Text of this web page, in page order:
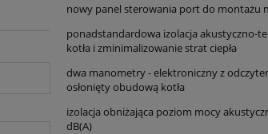
nowy panel sterowania port do montażu
ponadstandardowa izolacja akustyczno-
kotła i zminimalizowanie strat ciepła
dwa manometry - elektroniczny z
osłonięty obudową kotła
izolacja obniżająca poziom mocy
dB(A)